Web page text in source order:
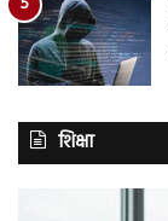
शिक्षा